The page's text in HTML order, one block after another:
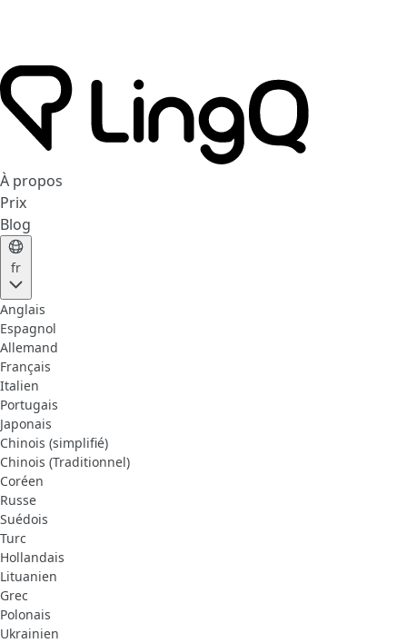
À propos
Prix
Blog
fr
Anglais
Espagnol
Allemand
Français
Italien
Portugais
Japonais
Chinois (simplifié)
Chinois (Traditionnel)
Coréen
Russe
Suédois
Turc
Hollandais
Lituanien
Grec
Polonais
Ukrainien